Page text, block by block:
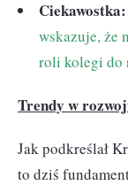
Ciekawostka:
wskazuje, że
roli kolegi do
Trendy w
Jak podkreślał
to dziś